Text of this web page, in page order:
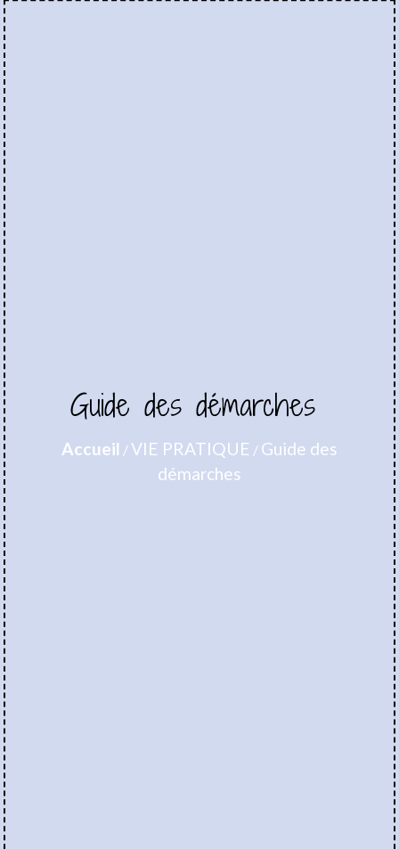
Guide des démarches
Accueil /VIE PRATIQUE / Guide des
démarches